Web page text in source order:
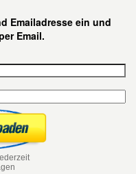
Emailadresse ein und
Email.